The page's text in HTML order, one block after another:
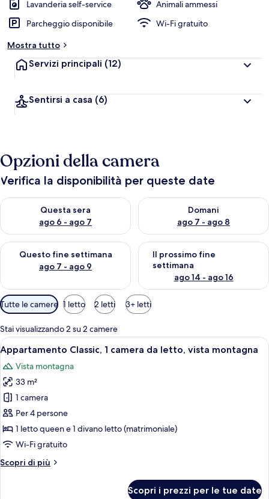
Lavanderia self-service
Animali ammessi
Parcheggio disponibile
Wi-Fi gratuito
Mostra tutto
Servizi principali (12)
Sentirsi a casa (6)
Opzioni della camera
Verifica la disponibilità per queste date
Questa sera
ago 6 - ago 7
Verifica la disponibilità per questa sera, ago 6 - ago 7
Domani
ago 7 - ago 8
Verifica la disponibilità per
Questo fine settimana
ago 7 - ago 9
Verifica la disponibilità per questo fine settimana, ago 7 - ago
Il prossimo fine
settimana
ago 14 - ago 16
Verifica la disponibilità per il
Filtri
disponibili
per
le
camere
Tutte le camere 1 letto 2 letti 3+ letti
Stai visualizzando 2 su 2 camere
Apri
tutte
le
foto
per
Appartamento
Classic,
1
camera
da
Una cassaforte in camera, Wi-Fi
4
Appartamento Classic, 1 camera da letto, vista montagna
Vista montagna
33 m²
1 camera
Per 4 persone
1 letto queen e 1 divano letto (matrimoniale)
Wi-Fi gratuito
Scopri di più
Altri
Scopri i prezzi per le tue date